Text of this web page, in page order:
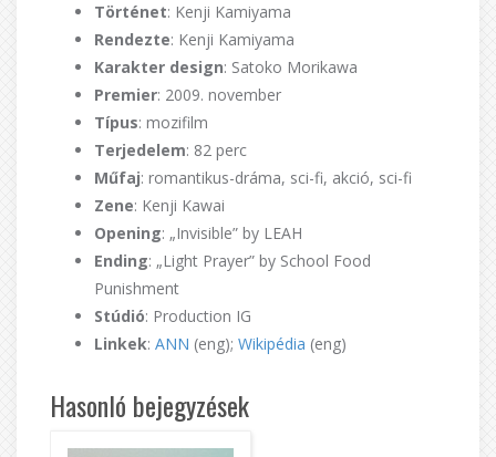
Történet: Kenji Kamiyama
Rendezte: Kenji Kamiyama
Karakter design: Satoko Morikawa
Premier: 2009. november
Típus: mozifilm
Terjedelem: 82 perc
Műfaj: romantikus-dráma, sci-fi, akció, sci-fi
Zene: Kenji Kawai
Opening: „Invisible” by LEAH
Ending: „Light Prayer” by School Food
Punishment
Stúdió: Production IG
Linkek: ANN (eng); Wikipédia (eng)
Hasonló bejegyzések